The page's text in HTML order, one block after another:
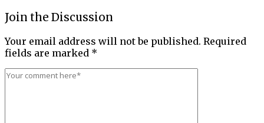
Join the Discussion
Your email address will not be published. Required
fields are marked *